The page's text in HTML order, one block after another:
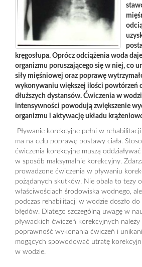
kręgosłupa. Oprócz odciążenia woda
organizmu poruszającego się w niej, co
siły mięśniowej oraz poprawę
wykonywaniu większej ilości powtórzeń
dłuższych dystansów. Ćwiczenia w
intensywności powodują zwiększenie
organizmu i aktywację układu
Pływanie korekcyjne pełni w
ma na celu poprawę postawy ciała.
ćwiczenia korekcyjne muszą
w sposób maksymalnie korekcyjny.
prowadzone ćwiczenia w pływaniu
pożądanych skutków. Nie obala to tezy
właściwościach środowiska wodnego,
podczas rehabilitacji w wodzie doszło
błędów. Dlatego szczególną uwagę w
pływackich ćwiczeń korekcyjnych
poprawność wykonania ćwiczeń i
mogących spowodować utratę
w wodzie.